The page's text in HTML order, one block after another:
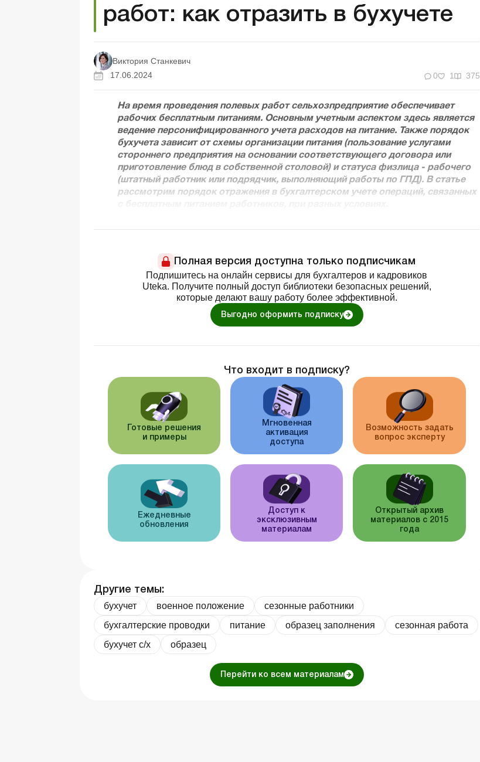
работ: как отразить в бухучете
Виктория Станкевич
17.06.2024
0 1 375
На время проведения полевых работ сельхозпредприятие обеспечивает
рабочих бесплатным питаниям. Основным учетным аспектом здесь является
ведение персонифицированного учета расходов на питание. Также порядок
бухучета зависит от схемы организации питания (пользование услугами
стороннего предприятия на основании соответствующего договора или
приготовление блюд в собственной столовой) и статуса физлица - рабочего
(штатный работник или подрядчик, выполняющий работы по ГПД). В статье
рассмотрим порядок отражения в бухгалтерском учете операций, связанных
Полная версия доступна только подписчикам
Подпишитесь на онлайн сервисы для бухгалтеров и кадровиков
Uteka. Получите полный доступ библиотеки безопасных решений,
которые делают вашу работу более эффективной.
Выгодно оформить подписку
Что входит в подписку?
Готовые решения
и примеры
Мгновенная
активация
доступа
Возможность задать
вопрос эксперту
Ежедневные
обновления
Доступ к
эксклюзивным
материалам
Открытый архив
материалов с 2015
года
Другие темы:
бухучет военное положение
сезонные работники
бухгалтерские проводки
питание образец заполнения
сезонная работа
бухучет с/х
образец
Перейти ко всем материалам